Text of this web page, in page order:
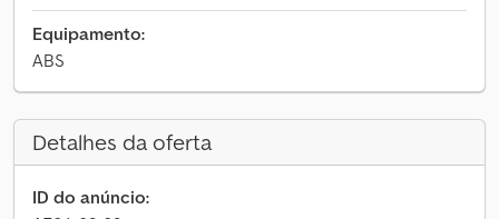
Equipamento:
ABS
Detalhes da oferta
ID do anúncio: